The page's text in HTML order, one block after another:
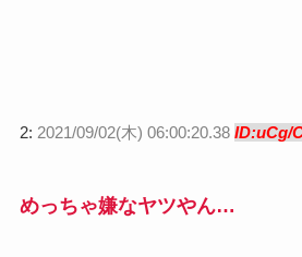
2: 2021/09/02(木) 06:00:20.38 ID:uCg/
めっちゃ嫌なヤツやん…